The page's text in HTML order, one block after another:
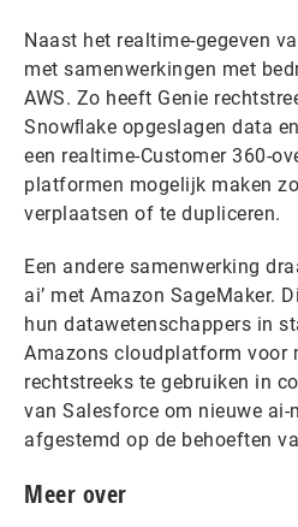
Naast het realtime-gegeven
met samenwerkingen met
AWS. Zo heeft Genie
Snowﬂake opgeslagen data
een realtime-Customer 360-
platformen mogelijk maken
verplaatsen of te dupliceren.
Een andere samenwerking
ai’ met Amazon SageMaker.
hun datawetenschappers in
Amazons cloudplatform voor
rechtstreeks te gebruiken in
van Salesforce om nieuwe ai-
afgestemd op de behoeften
Meer over